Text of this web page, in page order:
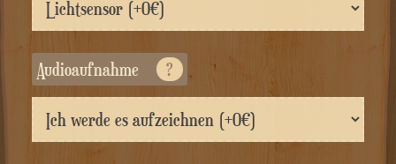
Audioaufnahme ?